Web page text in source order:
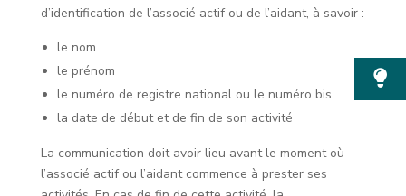
d’identification de l’associé actif ou de l’aidant, à savoir :
le nom
le prénom
le numéro de registre national ou le numéro bis
la date de début et de fin de son activité
La communication doit avoir lieu avant le moment où
l’associé actif ou l’aidant commence à prester ses